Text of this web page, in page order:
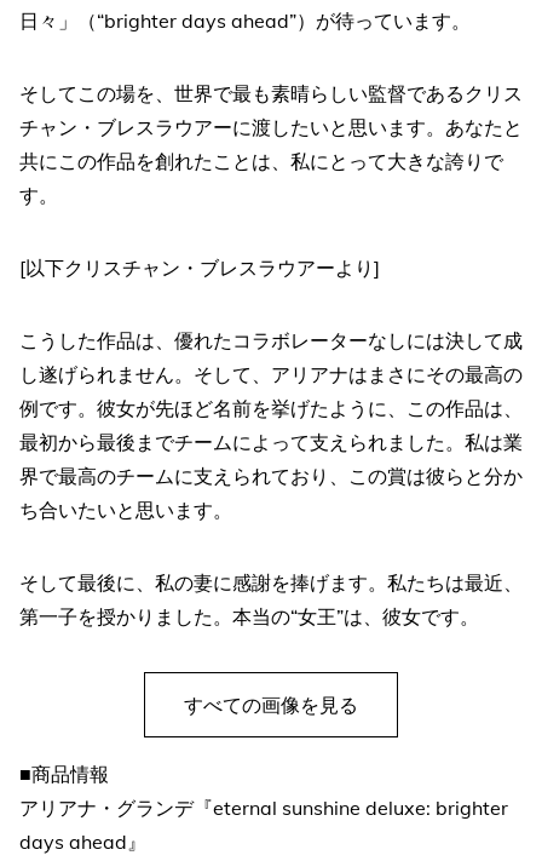
日々」（“brighter days ahead”）が待っています。
そしてこの場を、世界で最も素晴らしい監督であるクリス
チャン・ブレスラウアーに渡したいと思います。あなたと
共にこの作品を創れたことは、私にとって大きな誇りで
す。
[以下クリスチャン・ブレスラウアーより]
こうした作品は、優れたコラボレーターなしには決して成
し遂げられません。そして、アリアナはまさにその最高の
例です。彼女が先ほど名前を挙げたように、この作品は、
最初から最後までチームによって支えられました。私は業
界で最高のチームに支えられており、この賞は彼らと分か
ち合いたいと思います。
そして最後に、私の妻に感謝を捧げます。私たちは最近、
第一子を授かりました。本当の“女王”は、彼女です。
すべての画像を見る
■商品情報
アリアナ・グランデ『eternal sunshine deluxe: brighter
days ahead』